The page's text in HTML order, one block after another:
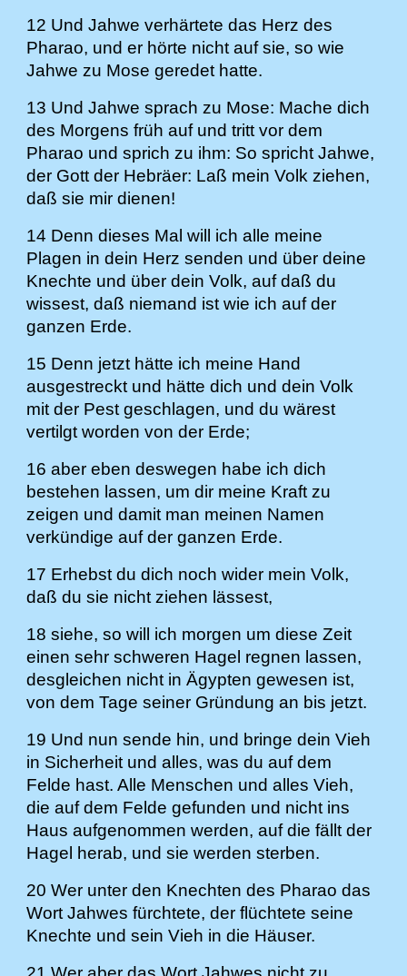
12 Und Jahwe verhärtete das Herz des
Pharao, und er hörte nicht auf sie, so wie
Jahwe zu Mose geredet hatte.
13 Und Jahwe sprach zu Mose: Mache dich
des Morgens früh auf und tritt vor dem
Pharao und sprich zu ihm: So spricht Jahwe,
der Gott der Hebräer: Laß mein Volk ziehen,
daß sie mir dienen!
14 Denn dieses Mal will ich alle meine
Plagen in dein Herz senden und über deine
Knechte und über dein Volk, auf daß du
wissest, daß niemand ist wie ich auf der
ganzen Erde.
15 Denn jetzt hätte ich meine Hand
ausgestreckt und hätte dich und dein Volk
mit der Pest geschlagen, und du wärest
vertilgt worden von der Erde;
16 aber eben deswegen habe ich dich
bestehen lassen, um dir meine Kraft zu
zeigen und damit man meinen Namen
verkündige auf der ganzen Erde.
17 Erhebst du dich noch wider mein Volk,
daß du sie nicht ziehen lässest,
18 siehe, so will ich morgen um diese Zeit
einen sehr schweren Hagel regnen lassen,
desgleichen nicht in Ägypten gewesen ist,
von dem Tage seiner Gründung an bis jetzt.
19 Und nun sende hin, und bringe dein Vieh
in Sicherheit und alles, was du auf dem
Felde hast. Alle Menschen und alles Vieh,
die auf dem Felde gefunden und nicht ins
Haus aufgenommen werden, auf die fällt der
Hagel herab, und sie werden sterben.
20 Wer unter den Knechten des Pharao das
Wort Jahwes fürchtete, der flüchtete seine
Knechte und sein Vieh in die Häuser.